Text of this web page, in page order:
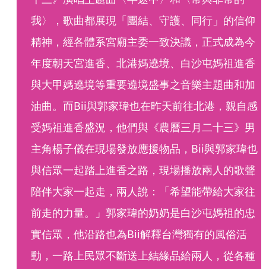
我〉，歌曲都展現「團結、守護、同行」的信仰
精神，經各體系宮廟主委一致決議，正式成為今
年度朝天宮進香、北港媽遶境、白沙屯媽祖進香
與大甲媽遶境等重要遶境盛事之音樂主題曲和加
油曲。而Bii與郭家瑋也在昨天前往北港，親自感
受媽祖進香盛況，他們與《農曆三月二十三》男
主角楊子儀在現場發放應援物品，Bii與郭家瑋也
與信眾一起踏上進香之路，現場播放兩人的歌聲
陪伴大家一起走，兩人說：「希望能帶給大家往
前走的力量。」郭家瑋的奶奶是白沙屯媽祖的忠
實信眾，他沿路也為Bii解釋台灣獨有的風俗活
動，一路上民眾不斷送上結緣品給兩人，從各種